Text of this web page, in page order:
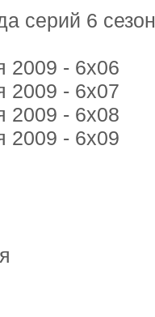
серий 6
- 6x06
- 6x07
- 6x08
- 6x09